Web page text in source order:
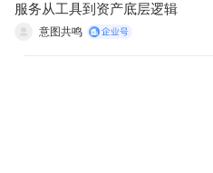
服务从工具到资产底层逻辑
意图共鸣